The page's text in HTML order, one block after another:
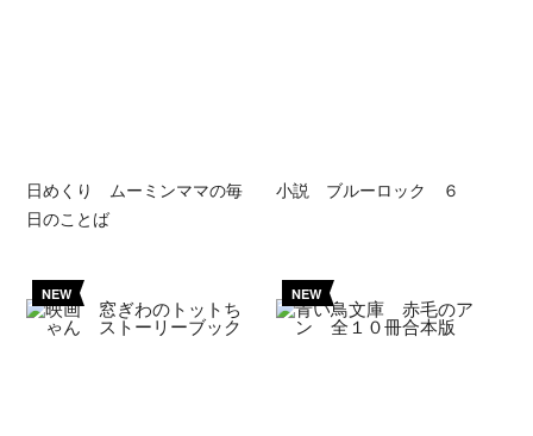
日めくり ムーミンママの毎
日のことば
小説 ブルーロック ６
NEW NEW